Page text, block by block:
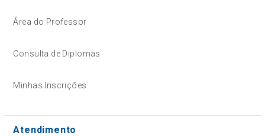
Área do Professor
Consulta de Diplomas
Minhas Inscrições
Atendimento